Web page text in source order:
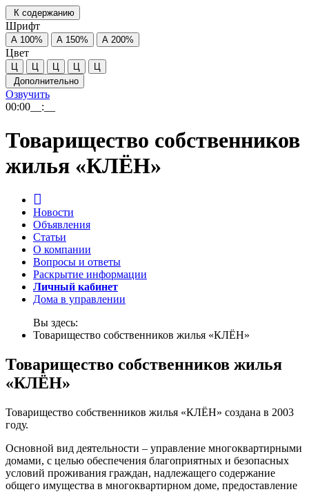
К содержанию
Шрифт
А 100% А 150% А 200%
Цвет
Ц Ц Ц Ц
Ц
Дополнительно
Озвучить
00:00 __:__
Товарищество собственников
жилья «КЛЁН»
Новости
Объявления
Статьи
О компании
Вопросы и ответы
Раскрытие информации
Личный кабинет
Дома в управлении
Вы здесь:
Товарищество собственников жилья «КЛЁН»
Товарищество собственников жилья
«КЛЁН»
Товарищество собственников жилья «КЛЁН» создана в 2003
году.
Основной вид деятельности – управление многоквартирными
домами, с целью обеспечения благоприятных и безопасных
условий проживания граждан, надлежащего содержание
общего имущества в многоквартирном доме, предоставление